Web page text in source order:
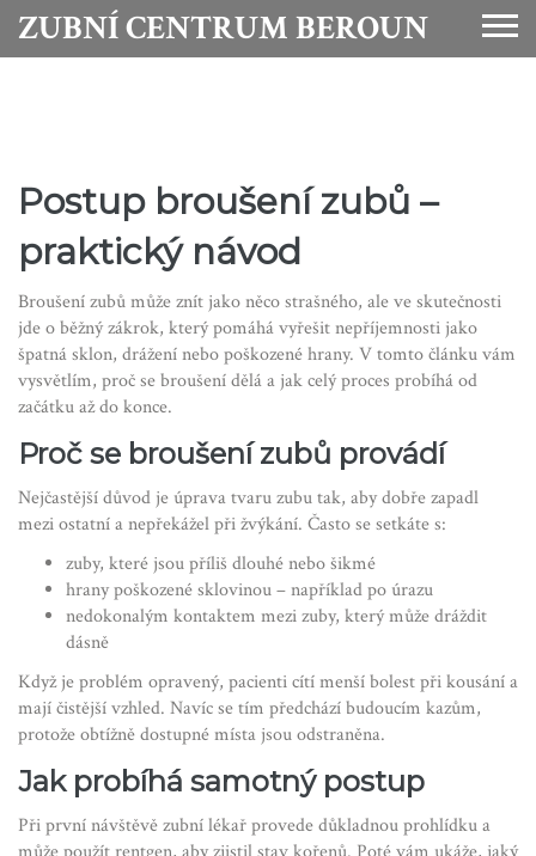
ZUBNÍ CENTRUM BEROUN
Postup broušení zubů –
praktický návod
Broušení zubů může znít jako něco strašného, ale ve skutečnosti
jde o běžný zákrok, který pomáhá vyřešit nepříjemnosti jako
špatná sklon, drážení nebo poškozené hrany. V tomto článku vám
vysvětlím, proč se broušení dělá a jak celý proces probíhá od
začátku až do konce.
Proč se broušení zubů provádí
Nejčastější důvod je úprava tvaru zubu tak, aby dobře zapadl
mezi ostatní a nepřekážel při žvýkání. Často se setkáte s:
zuby, které jsou příliš dlouhé nebo šikmé
hrany poškozené sklovinou – například po úrazu
nedokonalým kontaktem mezi zuby, který může dráždit
dásně
Když je problém opravený, pacienti cítí menší bolest při kousání a
mají čistější vzhled. Navíc se tím předchází budoucím kazům,
protože obtížně dostupné místa jsou odstraněna.
Jak probíhá samotný postup
Při první návštěvě zubní lékař provede důkladnou prohlídku a